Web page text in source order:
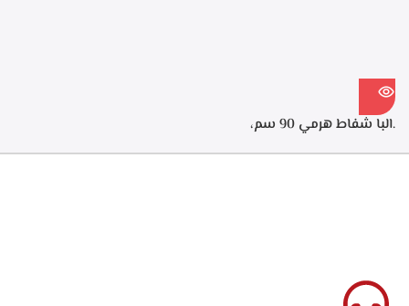
.البا شفاط هرمي 90 سم،